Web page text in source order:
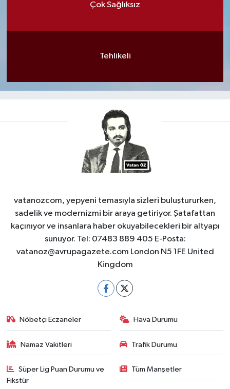
Çok Sağlıksız
Tehlikeli
vatanozcom, yepyeni temasıyla sizleri buluştururken,
sadelik ve modernizmi bir araya getiriyor. Şatafattan
kaçınıyor ve insanlara haber okuyabilecekleri bir altyapı
sunuyor. Tel: 07483 889 405 E-Posta:
vatanoz@avrupagazete.com London N5 1FE United
Kingdom
Nöbetçi Eczaneler Hava Durumu
Namaz Vakitleri Trafik Durumu
Süper Lig Puan Durumu ve
Fikstür
Tüm Manşetler